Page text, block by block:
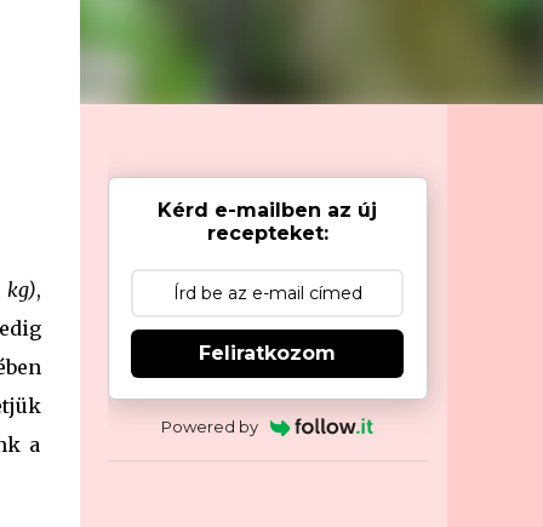
kg),
a
Kérd e-mailben az új
recepteket:
Feliratkozom
Powered by